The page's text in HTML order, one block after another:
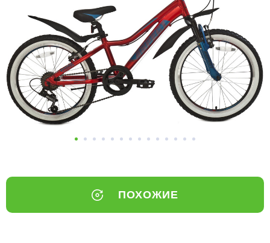
ПОХОЖИЕ
Добавляйте товары
в корзину
Оплачивайте сегодня только
25% картой любого банка
выбранный способом
Оставшиеся75% будут